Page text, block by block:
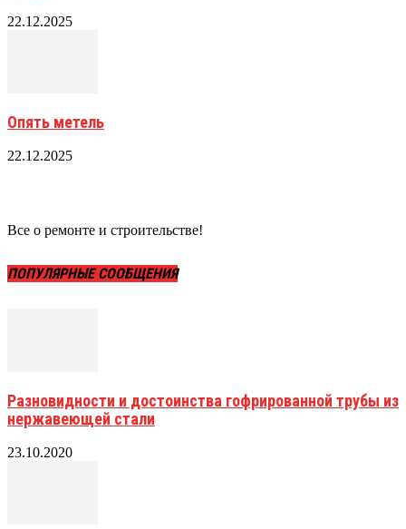
22.12.2025
Опять метель
22.12.2025
Все о ремонте и строительстве!
ПОПУЛЯРНЫЕ СООБЩЕНИЯ
Разновидности и достоинства гофрированной трубы из
нержавеющей стали
23.10.2020